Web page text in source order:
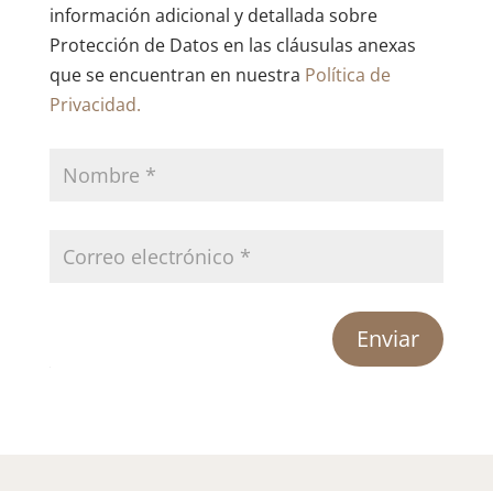
información adicional y detallada sobre
Protección de Datos en las cláusulas anexas
que se encuentran en nuestra Política de
Privacidad.
Enviar